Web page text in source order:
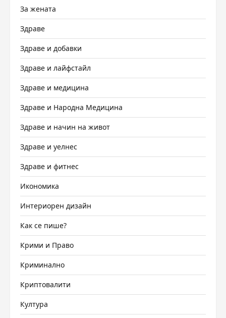
За жената
Здраве
Здраве и добавки
Здраве и лайфстайл
Здраве и медицина
Здраве и Народна Медицина
Здраве и начин на живот
Здраве и уелнес
Здраве и фитнес
Икономика
Интериорен дизайн
Как се пише?
Крими и Право
Криминално
Криптовалити
Култура